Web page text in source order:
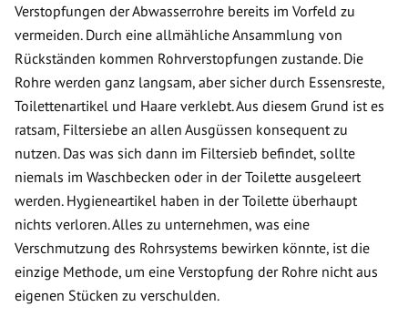
Verstopfungen der Abwasserrohre bereits im Vorfeld zu
vermeiden. Durch eine allmähliche Ansammlung von
Rückständen kommen Rohrverstopfungen zustande. Die
Rohre werden ganz langsam, aber sicher durch Essensreste,
Toilettenartikel und Haare verklebt. Aus diesem Grund ist es
ratsam, Filtersiebe an allen Ausgüssen konsequent zu
nutzen. Das was sich dann im Filtersieb befindet, sollte
niemals im Waschbecken oder in der Toilette ausgeleert
werden. Hygieneartikel haben in der Toilette überhaupt
nichts verloren. Alles zu unternehmen, was eine
Verschmutzung des Rohrsystems bewirken könnte, ist die
einzige Methode, um eine Verstopfung der Rohre nicht aus
eigenen Stücken zu verschulden.